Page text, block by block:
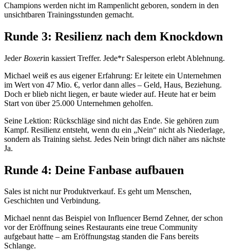
Champions werden nicht im Rampenlicht geboren, sondern in den
unsichtbaren Trainingsstunden gemacht.
Runde 3: Resilienz nach dem Knockdown
Jeder Boxerin kassiert Treffer. Jede*r Salesperson erlebt Ablehnung.
Michael weiß es aus eigener Erfahrung: Er leitete ein Unternehmen
im Wert von 47 Mio. €, verlor dann alles – Geld, Haus, Beziehung.
Doch er blieb nicht liegen, er baute wieder auf. Heute hat er beim
Start von über 25.000 Unternehmen geholfen.
Seine Lektion: Rückschläge sind nicht das Ende. Sie gehören zum
Kampf. Resilienz entsteht, wenn du ein „Nein“ nicht als Niederlage,
sondern als Training siehst. Jedes Nein bringt dich näher ans nächste
Ja.
Runde 4: Deine Fanbase aufbauen
Sales ist nicht nur Produktverkauf. Es geht um Menschen,
Geschichten und Verbindung.
Michael nennt das Beispiel von Influencer Bernd Zehner, der schon
vor der Eröffnung seines Restaurants eine treue Community
aufgebaut hatte – am Eröffnungstag standen die Fans bereits
Schlange.